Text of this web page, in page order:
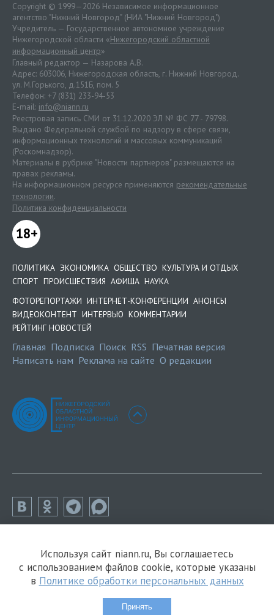
Copyright © 1999—2026 Независимое информационное
агентство "Нижний Новгород" (НИА "Нижний Новгород")
Учредитель — Государственное автономное учреждение
Нижегородской области «Нижегородский областной
информационный центр»
Главный редактор — Назарова А.В.
Адрес: 603006, Нижегородская область, г. Нижний Новгород.
ул. М.Горького, д.151Б, пом. 5
Телефон: +7 (831) 233-94-53
E-mail: info@niann.ru
Реестровая запись СМИ от 31.12.2020 ЭЛ № ФС 77 - 79798.
Выдано Федеральной службой по надзору в сфере связи,
информационных технологий и массовых коммуникаций
(Роскомнадзор).
Материалы в рубрике "Новости партнеров" размещаются на
правах рекламы.
На информационном ресурсе применяются рекомендательные
технологии.
Политика конфиденциальности
18+
ПОЛИТИКА ЭКОНОМИКА ОБЩЕСТВО КУЛЬТУРА И ОТДЫХ
СПОРТ ПРОИСШЕСТВИЯ АФИША НАУКА
ФОТОРЕПОРТАЖИ ИНТЕРНЕТ-КОНФЕРЕНЦИИ АНОНСЫ
ВИДЕОКОНТЕНТ ИНТЕРВЬЮ КОММЕНТАРИИ
РЕЙТИНГ НОВОСТЕЙ
Главная Подписка Поиск RSS Печатная версия
Написать нам Реклама на сайте О редакции
Используя сайт niann.ru, Вы соглашаетесь
с использованием файлов cookie, которые указаны
в Политике обработки персональных данных
Принять